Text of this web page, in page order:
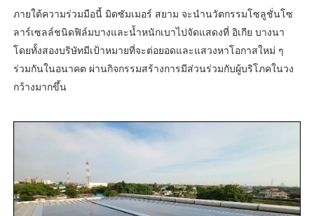
ภายใต้ความร่วมมือนี้ มิดซัมเมอร์ สยาม จะนำนวัตกรรมโซลูชั่นโซ
ลาร์เซลล์ชนิดฟิล์มบางและน้ำหนักเบาไปจัดแสดงที่ อิเกีย บางนา
โดยทั้งสองบริษัทมีเป้าหมายที่จะต่อยอดและแสวงหาโอกาสใหม่ ๆ
ร่วมกันในอนาคต ผ่านกิจกรรมสร้างการมีส่วนร่วมกับผู้บริโภคในวง
กว้างมากขึ้น